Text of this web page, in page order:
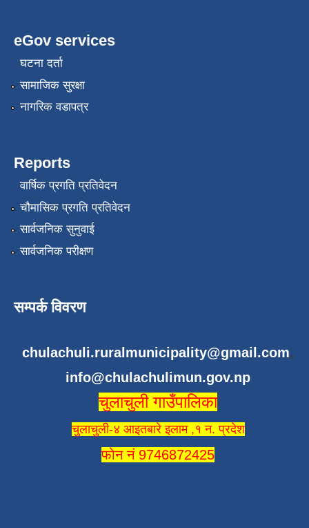
eGov services
घटना दर्ता
सामाजिक सुरक्षा
नागरिक वडापत्र
Reports
वार्षिक प्रगति प्रतिवेदन
चौमासिक प्रगति प्रतिवेदन
सार्वजनिक सुनुवाई
सार्वजनिक परीक्षण
सम्पर्क विवरण
chulachuli.ruralmunicipality@gmail.com,
info@chulachulimun.gov.np
चुलाचुली गाउँपालिका
चुलाचुली-४ आइतबारे इलाम ,१ न. प्रदेश
फोन नं 9746872425